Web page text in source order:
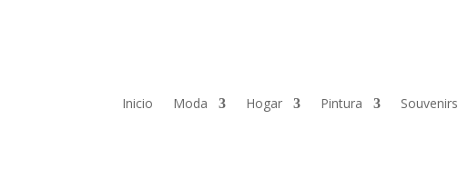
Inicio Moda Hogar Pintura Souvenirs